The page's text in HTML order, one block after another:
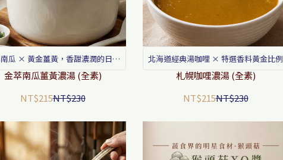
瓜 × 黃金薑黃，香甜濃潤的日常
養生濃湯
金萃南瓜薑黃濃湯 (全素)
NT$215NT$230
北海道經典湯咖哩 × 特選香料黃金比例
札幌咖哩濃湯 (全素)
NT$215NT$230